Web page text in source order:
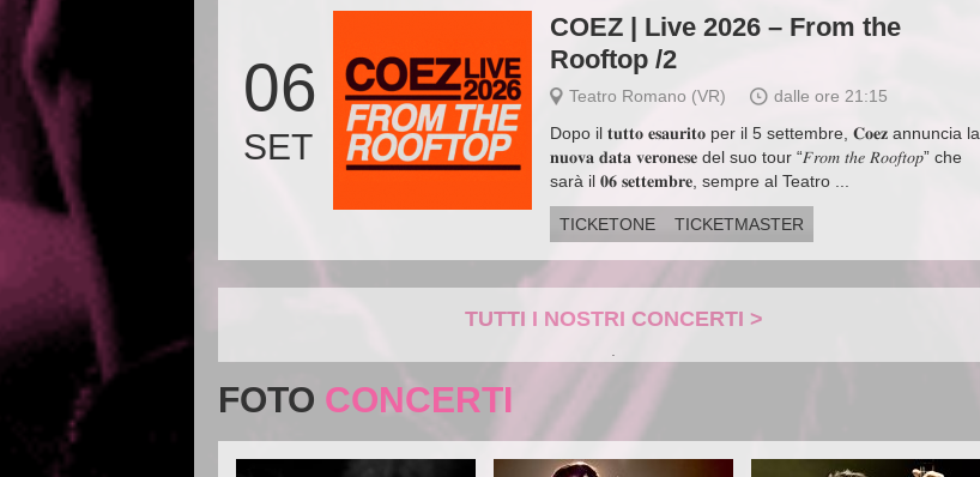
06
SET
COEZ | Live 2026 – From the
Rooftop /2
Teatro Romano (VR)
dalle ore 21:15
Dopo il 𝐭𝐮𝐭𝐭𝐨 𝐞𝐬𝐚𝐮𝐫𝐢𝐭𝐨 per il 5 settembre, 𝐂𝐨𝐞𝐳 annuncia la
𝐧𝐮𝐨𝐯𝐚 𝐝𝐚𝐭𝐚 𝐯𝐞𝐫𝐨𝐧𝐞𝐬𝐞 del suo tour “𝐹𝑟𝑜𝑚 𝑡ℎ𝑒 𝑅𝑜𝑜𝑓𝑡𝑜𝑝” che
sarà il 𝟎𝟔 𝐬𝐞𝐭𝐭𝐞𝐦𝐛𝐫𝐞, sempre al Teatro ...
TICKETONE TICKETMASTER
TUTTI I NOSTRI CONCERTI >
FOTO CONCERTI